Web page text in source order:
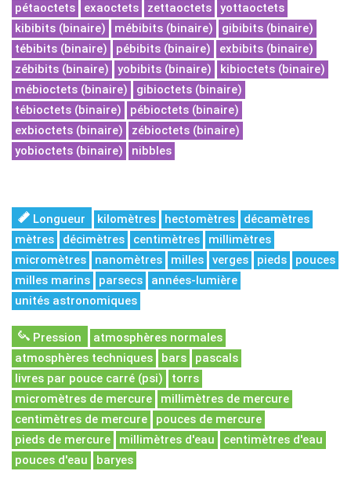
pétaoctets
exaoctets zettaoctets
yottaoctets
kibibits (binaire)
mébibits (binaire)
gibibits (binaire)
tébibits (binaire)
pébibits (binaire)
exbibits (binaire)
zébibits (binaire)
yobibits (binaire)
kibioctets (binaire)
mébioctets (binaire)
gibioctets (binaire)
tébioctets (binaire)
pébioctets (binaire)
exbioctets (binaire)
zébioctets (binaire)
yobioctets (binaire)
nibbles
Longueur kilomètres hectomètres
décamètres
mètres
décimètres centimètres
millimètres
micromètres
nanomètres milles verges pieds
pouces
milles marins
parsecs
années-lumière
unités astronomiques
Pression
atmosphères normales
atmosphères techniques
bars
pascals
livres par pouce carré (psi)
torrs
micromètres de mercure
millimètres de mercure
centimètres de mercure
pouces de mercure
pieds de mercure
millimètres d'eau
centimètres d'eau
pouces d'eau
baryes